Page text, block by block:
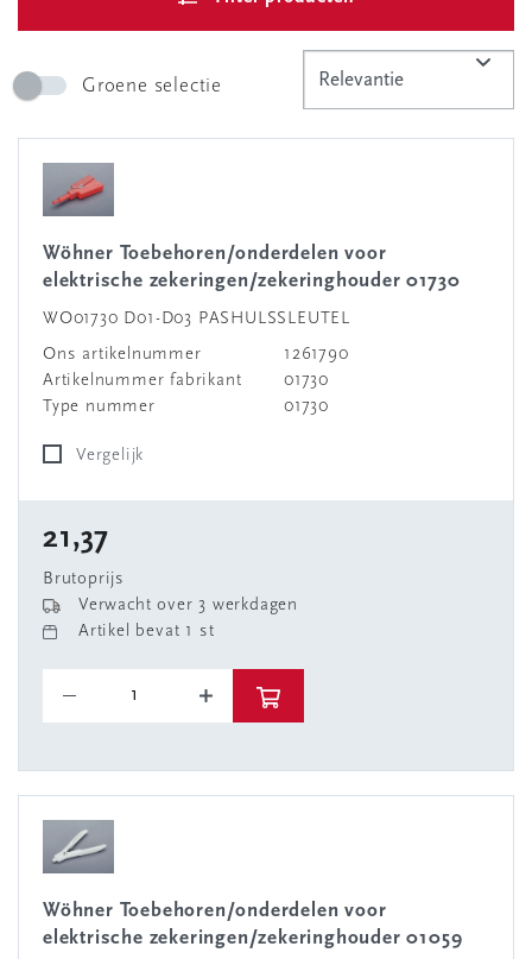
Groene selectie
Wöhner Toebehoren/onderdelen voor
elektrische zekeringen/zekeringhouder 01730
WO01730 D01-D03 PASHULSSLEUTEL
Ons artikelnummer
1261790
Artikelnummer fabrikant
01730
Type nummer
01730
Vergelijk
21,37
Brutoprijs
Verwacht over 3 werkdagen
Artikel bevat 1 st
Wöhner Toebehoren/onderdelen voor
elektrische zekeringen/zekeringhouder 01059